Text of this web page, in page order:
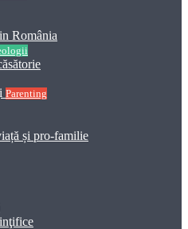
România
Parenting
și pro-familie